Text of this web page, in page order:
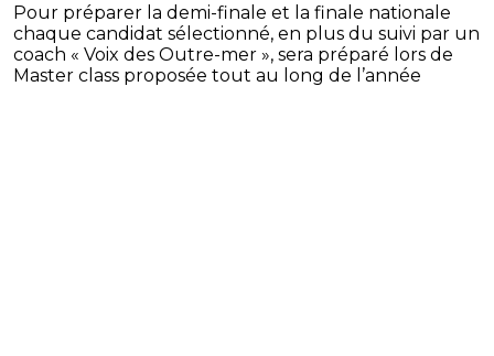
Pour préparer la demi-finale et la finale nationale
chaque candidat sélectionné, en plus du suivi par un
coach « Voix des Outre-mer », sera préparé lors de
Master class proposée tout au long de l’année